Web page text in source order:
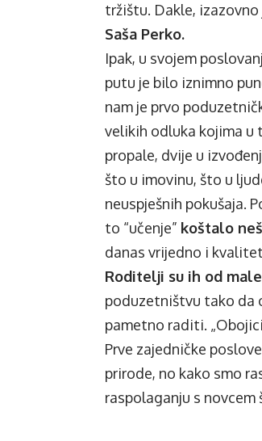
tržištu. Dakle,
Saša Perko.
Ipak, u svojem
putu je bilo iznimno
nam je prvo
velikih odluka kojima u
propale, dvije u
što u imovinu, što u
neuspješnih pokušaja.
to “učenje” koštalo
danas vrijedno i
Roditelji su ih od
poduzetništvu tako da
pametno raditi.
Prve zajedničke
prirode, no kako smo
raspolaganju s